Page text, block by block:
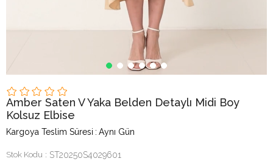
Amber Saten V Yaka Belden Detaylı Midi Boy
Kolsuz Elbise
Kargoya Teslim Süresi : Aynı Gün
Stok Kodu ST20250S4029601